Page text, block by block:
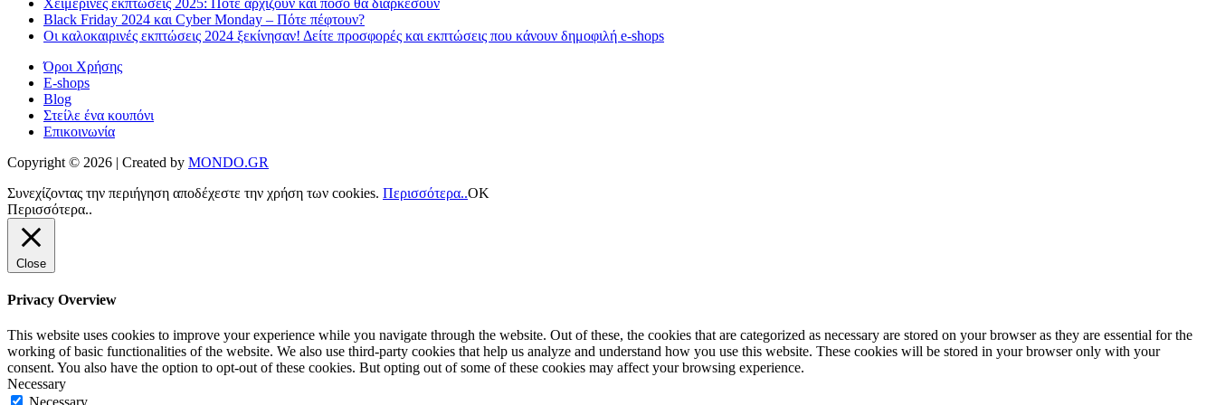
Black Friday 2024 και Cyber Monday – Πότε πέφτουν?
Οι καλοκαιρινές εκπτώσεις 2024 ξεκίνησαν! Δείτε προσφορές και εκπτώσεις που κάνουν δημοφιλή e-shops
Όροι Χρήσης
E-shops
Blog
Στείλε ένα κουπόνι
Επικοινωνία
Copyright © 2026 | Created by MONDO.GR
Συνεχίζοντας την περιήγηση αποδέχεστε την χρήση των cookies. Περισσότερα..ΟΚ
Περισσότερα..
Close
Privacy Overview
This website uses cookies to improve your experience while you navigate through the website. Out of these, the cookies that are categorized as necessary are stored on your browser as they are essential for the
working of basic functionalities of the website. We also use third-party cookies that help us analyze and understand how you use this website. These cookies will be stored in your browser only with your
consent. You also have the option to opt-out of these cookies. But opting out of some of these cookies may affect your browsing experience.
Necessary